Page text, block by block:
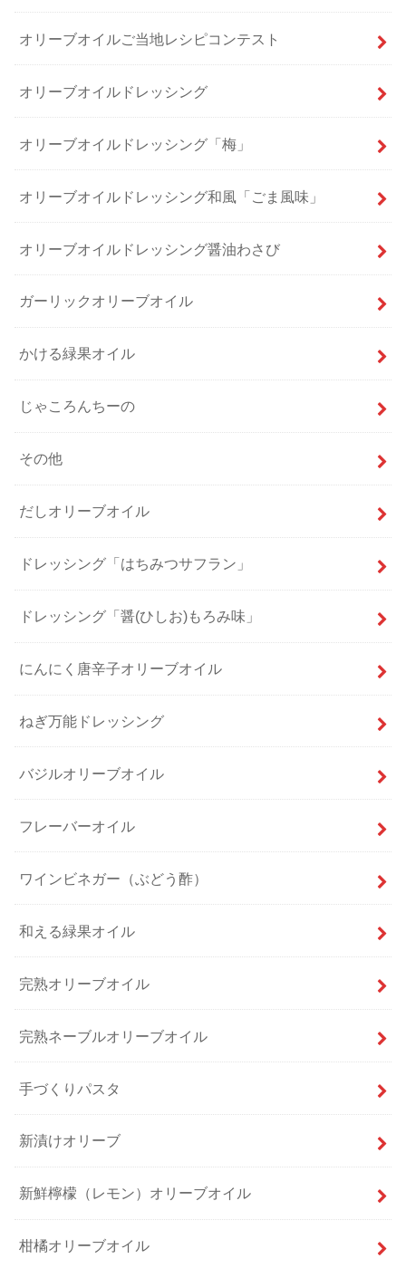
オリーブオイルご当地レシピコンテスト
オリーブオイルドレッシング
オリーブオイルドレッシング「梅」
オリーブオイルドレッシング和風「ごま風味」
オリーブオイルドレッシング醤油わさび
ガーリックオリーブオイル
かける緑果オイル
じゃころんちーの
その他
だしオリーブオイル
ドレッシング「はちみつサフラン」
ドレッシング「醤(ひしお)もろみ味」
にんにく唐辛子オリーブオイル
ねぎ万能ドレッシング
バジルオリーブオイル
フレーバーオイル
ワインビネガー（ぶどう酢）
和える緑果オイル
完熟オリーブオイル
完熟ネーブルオリーブオイル
手づくりパスタ
新漬けオリーブ
新鮮檸檬（レモン）オリーブオイル
柑橘オリーブオイル